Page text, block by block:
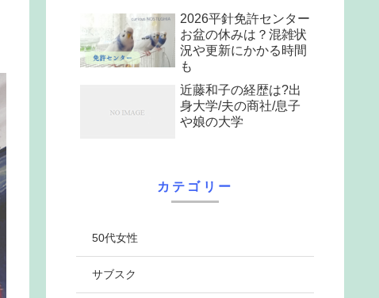
2026平針免許センター
お盆の休みは？混雑状
況や更新にかかる時間
も
近藤和子の経歴は?出
身大学/夫の商社/息子
や娘の大学
カテゴリー
50代女性
サブスク